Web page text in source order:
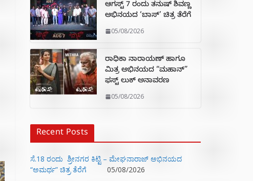
ಆಗಸ್ಟ್ 7 ರಂದು ತನುಷ್ ಶಿವಣ್ಣ
ಅಭಿನಯದ ‘ಬಾಸ್’ ಚಿತ್ರ ತೆರೆಗೆ
05/08/2026
ರಾಧಿಕಾ ನಾರಾಯಣ್ ಹಾಗೂ
ಮಿತ್ರ ಅಭಿನಯದ “ಮಹಾನ್”
ಫಸ್ಟ್ ಲುಕ್ ಅನಾವರಣ
05/08/2026
Recent Posts
ಸೆ.18 ರಂದು ಶ್ರೀನಗರ ಕಿಟ್ಟಿ – ಮೇಘನಾರಾಜ್ ಅಭಿನಯದ
“ಅಮರ್ಥ” ಚಿತ್ರ ತೆರೆಗೆ
05/08/2026